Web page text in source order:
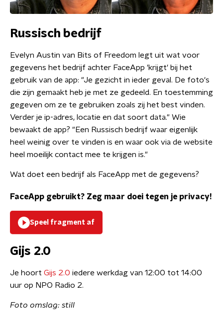
Russisch bedrijf
Evelyn Austin van Bits of Freedom legt uit wat voor
gegevens het bedrijf achter FaceApp 'krijgt' bij het
gebruik van de app: "Je gezicht in ieder geval. De foto's
die zijn gemaakt heb je met ze gedeeld. En toestemming
gegeven om ze te gebruiken zoals zij het best vinden.
Verder je ip-adres, locatie en dat soort data." Wie
bewaakt de app? "Een Russisch bedrijf waar eigenlijk
heel weinig over te vinden is en waar ook via de website
heel moeilijk contact mee te krijgen is."
Wat doet een bedrijf als FaceApp met de gegevens?
FaceApp gebruikt? Zeg maar doei tegen je privacy!
Speel fragment af
Gijs 2.0
Je hoort Gijs 2.0 iedere werkdag van 12:00 tot 14:00
uur op NPO Radio 2.
Foto omslag: still